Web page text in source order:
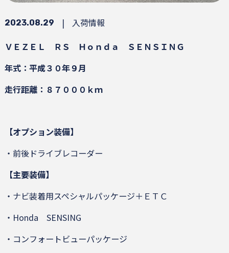
2023.08.29 |
入荷情報
ＶＥＺＥＬ ＲＳ Ｈｏｎｄａ ＳＥＮＳＩＮＧ
年式：平成３０年９月
走行距離：８７０００ｋｍ
【オプション装備】
・前後ドライブレコーダー
【主要装備】
・ナビ装着用スペシャルパッケージ＋ＥＴＣ
・Honda SENSING
・コンフォートビューパッケージ